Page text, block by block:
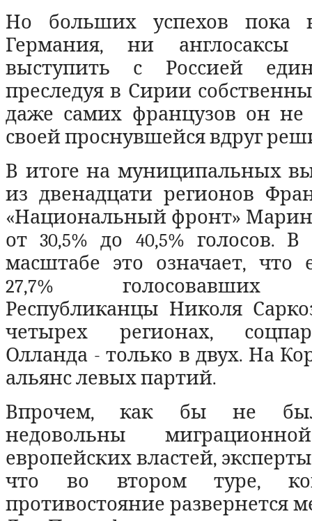
Но больших успехов пока
Германия, ни англосаксы
выступить с Россией
преследуя в Сирии
даже самих французов он не
своей проснувшейся вдруг
В итоге на муниципальных
из двенадцати регионов
«Национальный фронт» Марин
от 30,5% до 40,5% голосов.
масштабе это означает, что
27,7% голосовавших
Республиканцы Николя
четырех регионах,
Олланда - только в двух. На
альянс левых партий.
Впрочем, как бы не
недовольны
европейских властей,
что во втором туре,
противостояние развернется